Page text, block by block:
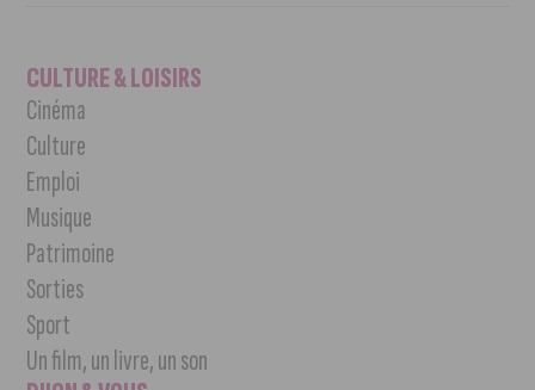
CULTURE & LOISIRS
Cinéma
Culture
Emploi
Musique
Patrimoine
Sorties
Sport
Un film, un livre, un son